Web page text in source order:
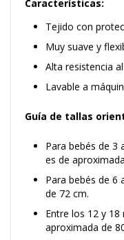
Características:
Tejido con
Muy suave y
Alta resistencia
Lavable a
Guía de tallas
Para bebés de 3
es de
Para bebés de 6
de 72 cm.
Entre los 12 y
aproximada de